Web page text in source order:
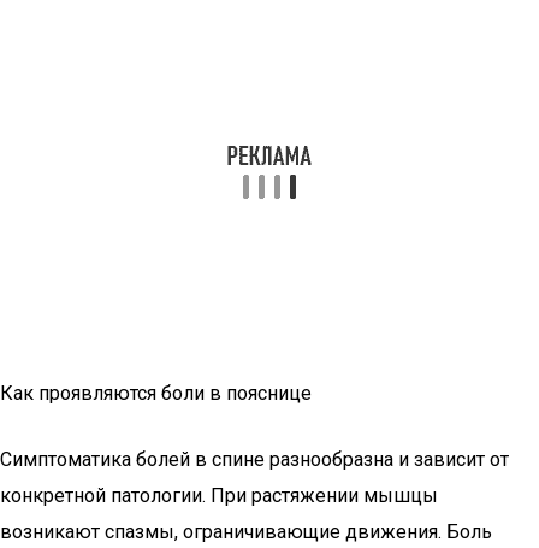
Как проявляются боли в пояснице
Симптоматика болей в спине разнообразна и зависит от
конкретной патологии. При растяжении мышцы
возникают спазмы, ограничивающие движения. Боль